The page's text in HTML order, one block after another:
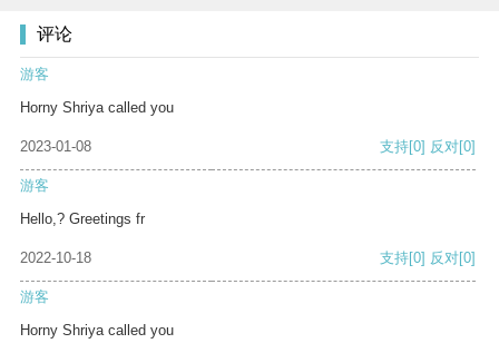
评论
游客
Horny Shriya called you
2023-01-08 支持[0] 反对[0]
游客
Hello,? Greetings fr
2022-10-18 支持[0] 反对[0]
游客
Horny Shriya called you